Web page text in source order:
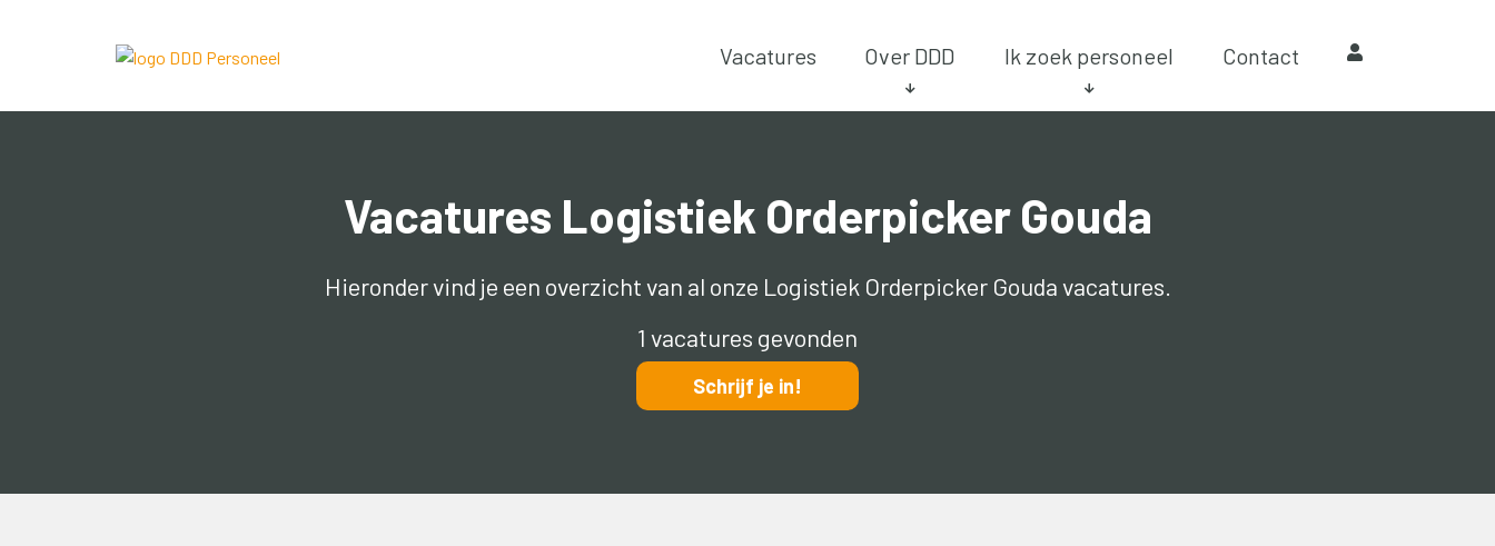
Vacatures Over DDD Ik zoek personeel Contact
Vacatures Logistiek Orderpicker Gouda
Hieronder vind je een overzicht van al onze Logistiek Orderpicker Gouda vacatures.
1 vacatures gevonden
Schrijf je in!